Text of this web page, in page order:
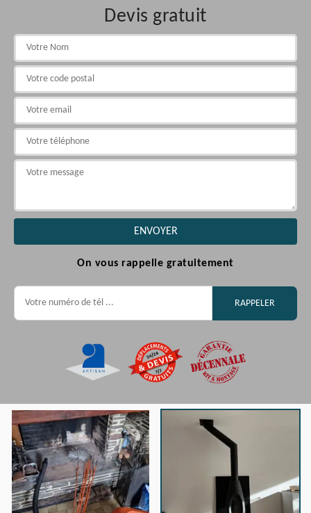
Devis gratuit
On vous rappelle gratuitement